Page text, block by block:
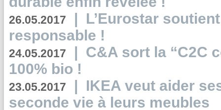
26.05.2017 | L’Eurostar
responsable !
24.05.2017 | C&A sort la “C2C
100% bio !
23.05.2017 | IKEA veut aider
seconde vie à leurs meubles